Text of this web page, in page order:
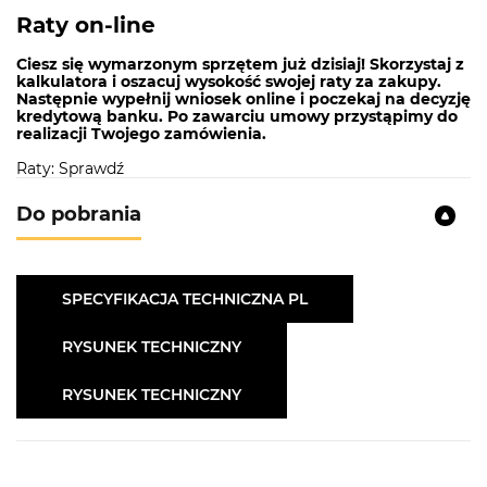
Odpływ:
GRANIT
To materiał, który cechuje się wyjątkową trwałością.
Do produkcji zlewów używamy komponentów
na nasze produkty.
ODPORNOŚĆ NA SZOK TERMICZNY
Ta cecha zlewozmywaków granitowych pozwala na
normalne korzystanie ze zlewozmywaka w kuchni
Raty on-line
Ciesz się wymarzonym sprzętem już dzisiaj! Skorzystaj z
kalkulatora i oszacuj wysokość swojej raty za zakupy.
Następnie wypełnij wniosek online i poczekaj na decyzję
kredytową banku. Po zawarciu umowy przystąpimy do
realizacji Twojego zamówienia.
Raty: Sprawdź
Do pobrania
SPECYFIKACJA TECHNICZNA PL
RYSUNEK TECHNICZNY
RYSUNEK TECHNICZNY